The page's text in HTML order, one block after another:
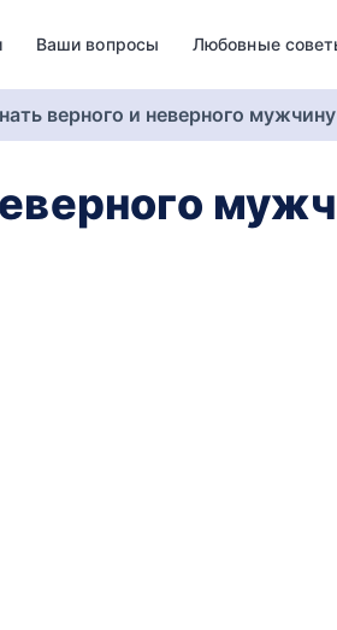
Ваши вопросы Любовные
верного и неверного мужчину